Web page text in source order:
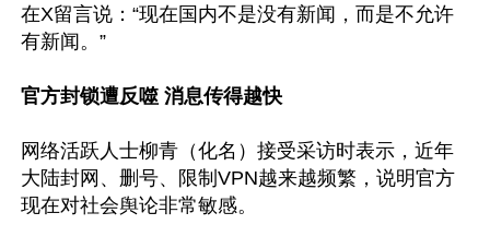
在X留言说：“现在国内不是没有新闻，而是不允许
有新闻。”
官方封锁遭反噬 消息传得越快
网络活跃人士柳青（化名）接受采访时表示，近年
大陆封网、删号、限制VPN越来越频繁，说明官方
现在对社会舆论非常敏感。